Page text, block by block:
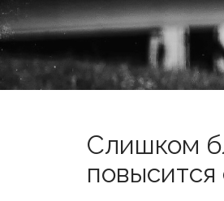
Слишком